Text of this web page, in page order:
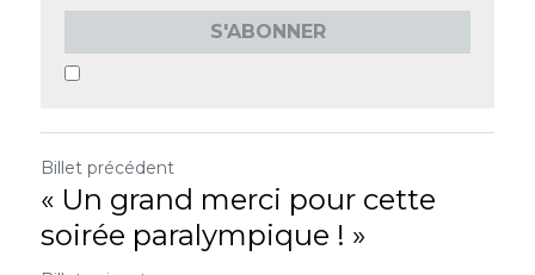
S'ABONNER
Billet précédent
« Un grand merci pour cette
soirée paralympique ! »